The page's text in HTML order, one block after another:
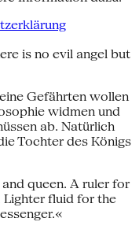
is no evil angel but
Gefährten wollen
widmen und
ab. Natürlich
Tochter des Königs
queen. A ruler for
Lighter fluid for the